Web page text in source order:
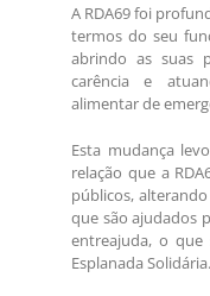
A RDA69 foi
termos do seu
abrindo as suas
carência e
alimentar de
Esta mudança
relação que a
públicos,
que são ajudados
entreajuda, o que
Esplanada Solidária.